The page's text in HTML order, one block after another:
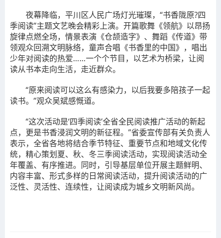
夜幕降临，平川区人民广场灯光璀璨，“书香陇原?四
季阅读”主题文艺晚会精彩上演。开篇歌舞《领航》以昂扬
旋律点燃全场，情景表演《仓颉造字》、舞蹈《传道》带
领观众回溯文明脉络，童声合唱《书香里的中国》，唱出
少年对阅读的热爱……一个个节目，以艺术为桥梁，让阅
读从书本走向生活，走近群众。
“原来阅读可以这么有感染力，以后我要多陪孩子一起
读书。”观众吴斌感慨道。
“这次活动是‘四季阅读’全省全民阅读推广活动的新起
点，更是书香浸润文明的新征程。”省委宣传部有关负责人
表示，全省各地将结合季节特征、重要节点和地域文化传
统，精心策划夏、秋、冬三季阅读活动，实现阅读活动全
年覆盖、有序推进。同时，引导基层单位开展主题鲜明、
内容丰富、形式多样的日常阅读活动，提升阅读活动的广
泛性、灵活性、连续性，让阅读成为城乡文明新风尚。